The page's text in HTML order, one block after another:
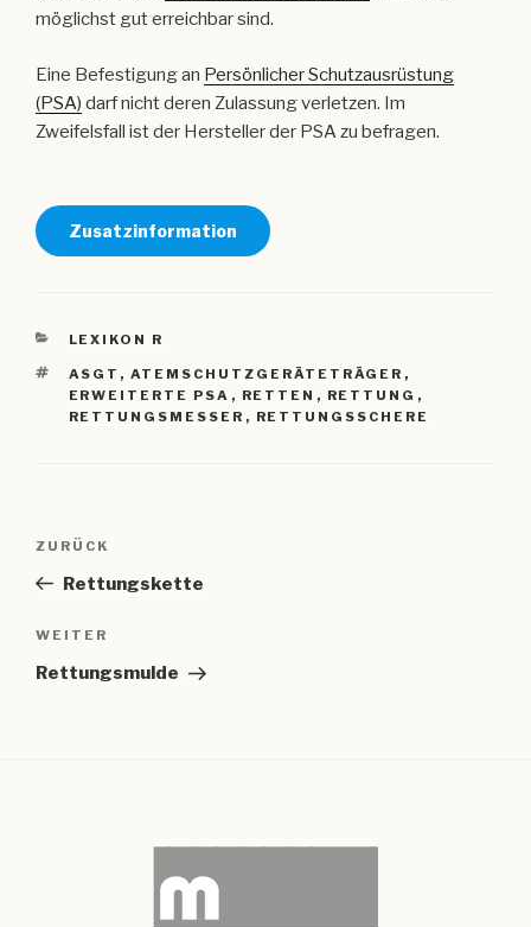
möglichst gut erreichbar sind.
Eine Befestigung an Persönlicher Schutzausrüstung
(PSA) darf nicht deren Zulassung verletzen. Im
Zweifelsfall ist der Hersteller der PSA zu befragen.
Zusatzinformation
KATEGORIEN
LEXIKON R
SCHLAGWÖRTER
ASGT , ATEMSCHUTZGERÄTETRÄGER ,
ERWEITERTE PSA , RETTEN , RETTUNG ,
RETTUNGSMESSER , RETTUNGSSCHERE
Beitragsnavigation
Vorheriger
Beitrag
ZURÜCK
Rettungskette
Nächster
Beitrag
WEITER
Rettungsmulde